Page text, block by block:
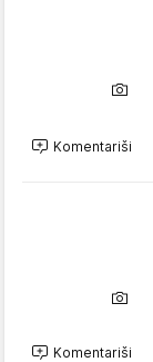
Komentariši
Komentariši